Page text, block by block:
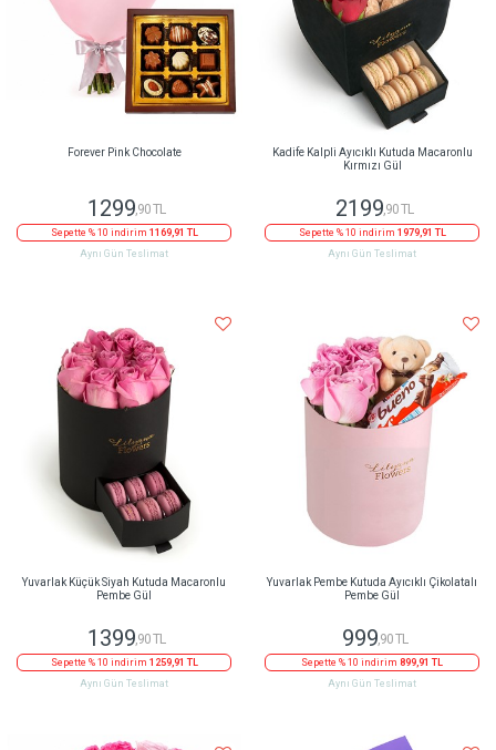
Forever Pink Chocolate
1299 ,90 TL
Sepette % 10 indirim 1169,91 TL
Aynı Gün Teslimat
Kadife Kalpli Ayıcıklı Kutuda Macaronlu
Kırmızı Gül
2199 ,90 TL
Sepette % 10 indirim 1979,91 TL
Aynı Gün Teslimat
Yuvarlak Küçük Siyah Kutuda Macaronlu
Pembe Gül
1399,90 TL
Sepette % 10 indirim 1259,91 TL
Aynı Gün Teslimat
Yuvarlak Pembe Kutuda Ayıcıklı Çikolatalı
Pembe Gül
999,90 TL
Sepette % 10 indirim 899,91 TL
Aynı Gün Teslimat